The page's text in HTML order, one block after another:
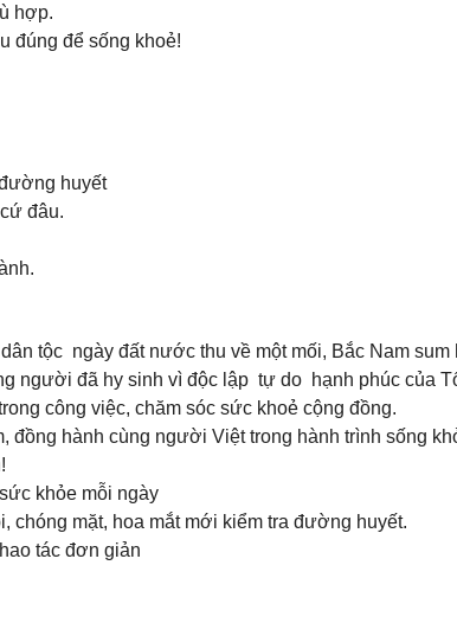
hợp.
đúng để sống khoẻ!
huyết
đâu.
tộc ngày đất nước thu về một mối, Bắc Nam sum
người đã hy sinh vì độc lập tự do hạnh phúc của
công việc, chăm sóc sức khoẻ cộng đồng.
hành cùng người Việt trong hành trình sống
khỏe mỗi ngày
mặt, hoa mắt mới kiểm tra đường huyết.
tác đơn giản